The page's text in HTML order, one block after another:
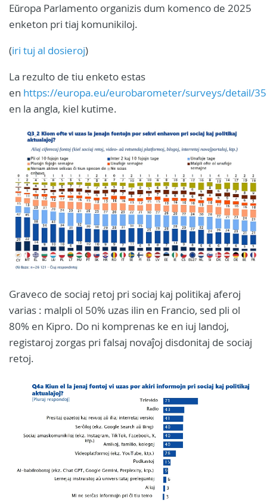
Eŭropa Parlamento organizis dum komenco de 2025
enketon pri tiaj komunikiloj.
(iri tuj al dosieroj)
La rezulto de tiu enketo estas
en https://europa.eu/eurobarometer/surveys/detail/
en la angla, kiel kutime.
Graveco de sociaj retoj pri sociaj kaj politikaj aferoj
varias : malpli ol 50% uzas ilin en Francio, sed pli ol
80% en Kipro. Do ni komprenas ke en iuj landoj,
registaroj zorgas pri falsaj novaĵoj disdonitaj de sociaj
retoj.